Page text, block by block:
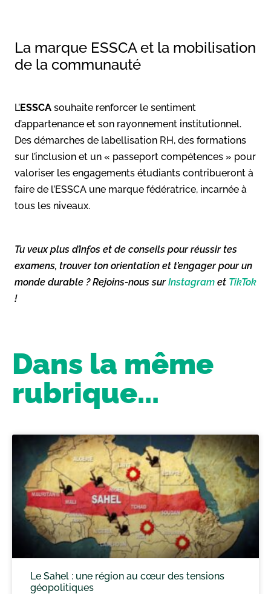
La marque ESSCA et la mobilisation
de la communauté
L’ESSCA souhaite renforcer le sentiment
d’appartenance et son rayonnement institutionnel.
Des démarches de labellisation RH, des formations
sur l’inclusion et un « passeport compétences » pour
valoriser les engagements étudiants contribueront à
faire de l’ESSCA une marque fédératrice, incarnée à
tous les niveaux.
Tu veux plus d’infos et de conseils pour réussir tes
examens, trouver ton orientation et t’engager pour un
monde durable ? Rejoins-nous surInstagram et TikTok
!
Dans la même
rubrique...
Le Sahel : une région au cœur des tensions
géopolitiques